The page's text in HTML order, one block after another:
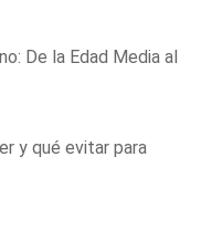
De la Edad Media al
y qué evitar para